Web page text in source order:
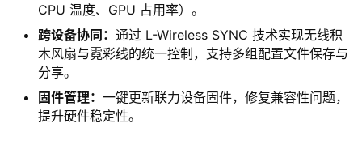
CPU 温度、GPU 占用率）。
跨设备协同： 通过 L-Wireless SYNC 技术实现无线积
木风扇与霓彩线的统一控制，支持多组配置文件保存与
分享。
固件管理： 一键更新联力设备固件，修复兼容性问题，
提升硬件稳定性。